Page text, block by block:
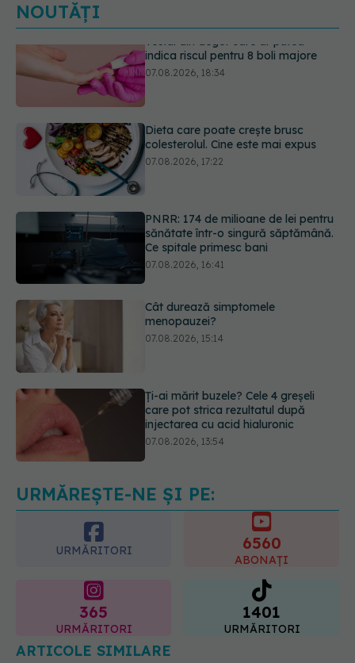
NOUTĂȚI
Dieta care poate crește brusc
colesterolul. Cine este mai expus
PNRR: 174 de milioane de lei pentru
sănătate într-o singură săptămână.
Cât durează simptomele
menopauzei?
Ți-ai mărit buzele? Cele 4 greșeli
care pot strica rezultatul după
Testul din deget care ar putea
indica riscul pentru 8 boli majore
URMĂREȘTE-NE ȘI PE:
URMĂRITORI 6560
ABONAȚI
365
URMĂRITORI
1401
URMĂRITORI
ARTICOLE SIMILARE